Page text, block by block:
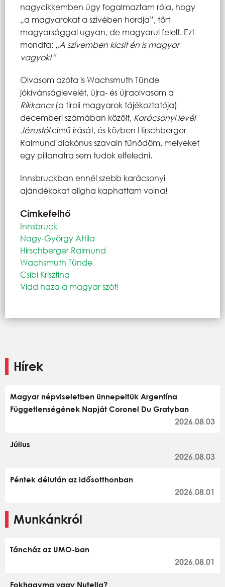
nagycikkemben úgy fogalmaztam róla, hogy
„a magyarokat a szívében hordja”, tört
magyarsággal ugyan, de magyarul felelt. Ezt
mondta: „A szívemben kicsit én is magyar
vagyok!”
Olvasom azóta is Wachsmuth Tünde
jókívánságlevelét, újra- és újraolvasom a
Rikkancs(a tiroli magyarok tájékoztatója)
decemberi számában közölt, Karácsonyi levél
Jézustólcímű írását, és közben Hirschberger
Raimund diakónus szavain tűnődöm, melyeket
egy pillanatra sem tudok elfeledni.
Innsbruckban ennél szebb karácsonyi
ajándékokat aligha kaphattam volna!
Címkefelhő
Innsbruck
Nagy-György Attila
Hirschberger Raimund
Wachsmuth Tünde
Csibi Krisztina
Vidd haza a magyar szót!
Hírek
Magyar népviseletben ünnepeltük Argentína
Függetlenségének Napját Coronel Du Gratyban
2026.08.03
Július
2026.08.03
Péntek délután az idősotthonban
2026.08.01
Munkánkról
Táncház az UMO-ban
2026.08.01
Fokhagyma vagy Nutella?